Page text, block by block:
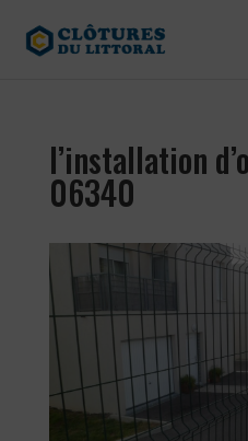
l’installation
06340